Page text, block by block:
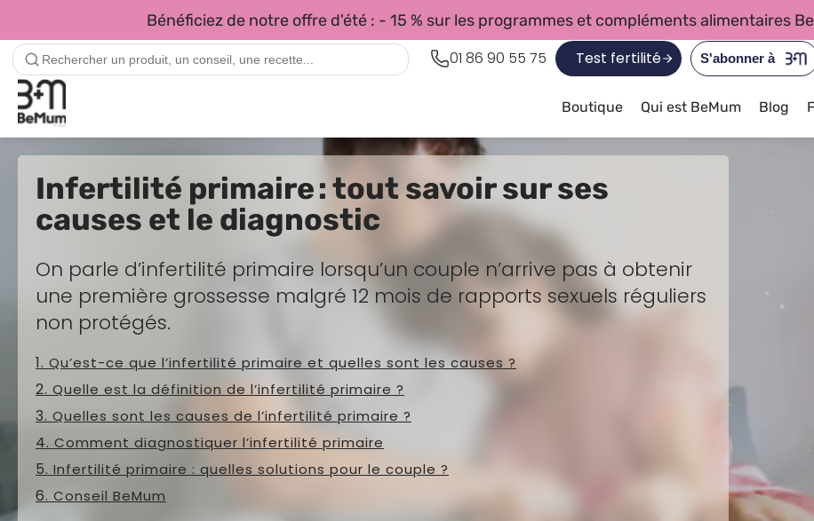
Bénéficiez de notre offre d'été : - 15 % sur les programmes et compléments alimentaires
01 86 90 55 75 Test fertilité S'abonner à
Boutique Qui est BeMum Blog
Infertilité primaire : tout savoir sur ses
causes et le diagnostic
On parle d’infertilité primaire lorsqu’un couple n’arrive pas à obtenir
une première grossesse malgré 12 mois de rapports sexuels réguliers
non protégés.
Qu’est-ce que l’infertilité primaire et quelles sont les causes ?
Quelle est la définition de l’infertilité primaire ?
Quelles sont les causes de l’infertilité primaire ?
Comment diagnostiquer l’infertilité primaire
Infertilité primaire : quelles solutions pour le couple ?
Conseil BeMum